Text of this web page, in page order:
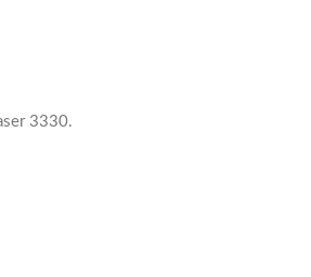
3330.